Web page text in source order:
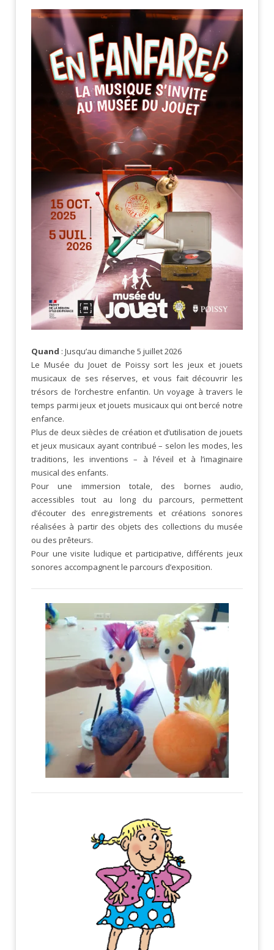
Quand : Jusqu’au dimanche 5 juillet 2026
Le Musée du Jouet de Poissy sort les jeux et jouets
musicaux de ses réserves, et vous fait découvrir les
trésors de l’orchestre enfantin. Un voyage à travers le
temps parmi jeux et jouets musicaux qui ont bercé notre
enfance.
Plus de deux siècles de création et d’utilisation de jouets
et jeux musicaux ayant contribué – selon les modes, les
traditions, les inventions – à l’éveil et à l’imaginaire
musical des enfants.
Pour une immersion totale, des bornes audio,
accessibles tout au long du parcours, permettent
d’écouter des enregistrements et créations sonores
réalisées à partir des objets des collections du musée
ou des prêteurs.
Pour une visite ludique et participative, différents jeux
sonores accompagnent le parcours d’exposition.